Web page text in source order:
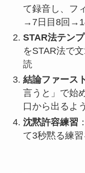
て録音し、フ
→7日目8回
STAR法テン
をSTAR法で
読
結論ファース
言うと」で始
口から出るよ
沈黙許容練習
て3秒黙る練